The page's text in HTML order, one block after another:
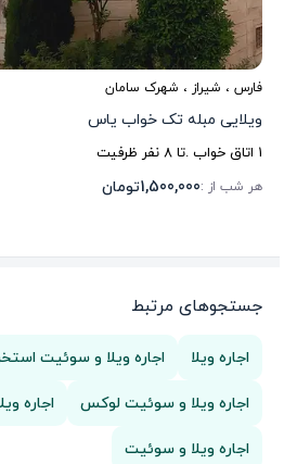
فارس ، شیراز ، شهرک سامان
ویلایی مبله تک خواب یاس
1 اتاق خواب .تا8نفر ظرفیت
هر شب از :1,500,000تومان
جستجوهای مرتبط
اجاره ویلا
اجاره ویلا و سوئیت
اجاره ویلا و سوئیت لوکس
اجاره
اجاره ویلا و سوئیت